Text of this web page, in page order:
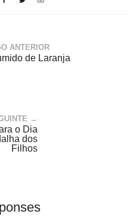
ANTERIOR
de Laranja
→
o Dia
dos
Filhos